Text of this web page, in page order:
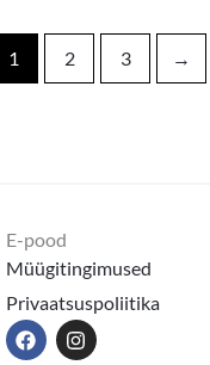
1 2 3 →
E-pood
Müügitingimused
Privaatsuspoliitika
F
a
I
n